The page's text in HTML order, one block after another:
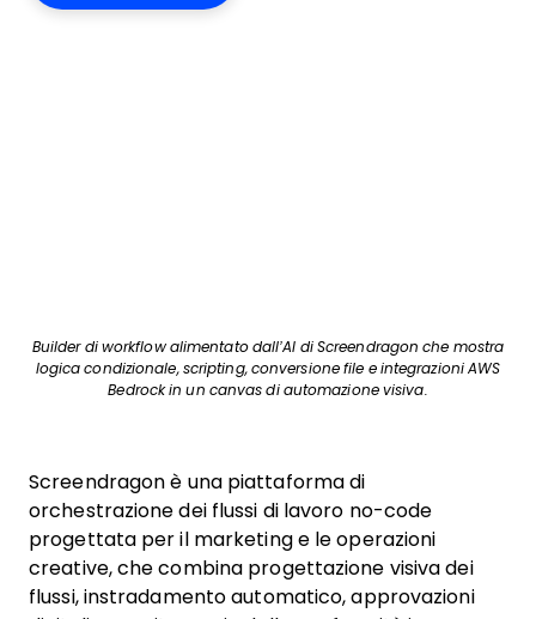
Builder di workflow alimentato dall’AI di Screendragon che mostra
logica condizionale, scripting, conversione file e integrazioni AWS
Bedrock in un canvas di automazione visiva.
Screendragon è una piattaforma di
orchestrazione dei flussi di lavoro no-code
progettata per il marketing e le operazioni
creative, che combina progettazione visiva dei
flussi, instradamento automatico, approvazioni